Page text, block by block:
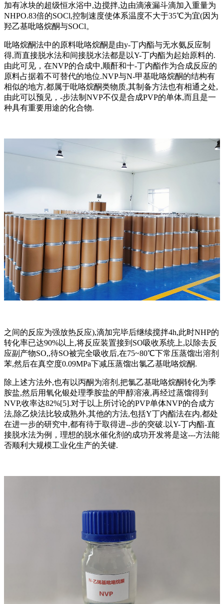
加有冰块的超级恒水浴中,边搅拌,边由滴液漏斗滴加入重量为
NHPO.83倍的SOCl,控制速度使体系温度不大于35℃为宜(因为
羟乙基吡咯烷酮与SOCl。
吡咯烷酮法中的原料吡咯烷酮是由y-丁内酯与无水氨反应制
得,而直接脱水法和间接脱水法都是以Y-丁内酯为起始原料的.
由此可见，在NVP的合成中,顺酐和十-丁内酯作为合成反应的
原料占据着不可替代的地位.NVP与N-甲基吡咯烷酮的结构有
相似的地方,都属于吡咯烷酮类物质,其制备方法也有相通之处,
由此可以预见，-步法制NVP不仅是合成PVP的单体,而且是一
种具有重要用途的化合物.
之间的反应为强放热反应),滴加完毕后继续搅拌4h,此时NHP的
转化率已达90%以上,将反应装置接到SO吸收系统上,以除去反
应副产物SO,,待SO被完全吸收后,在75~80℃下常压蒸馏出溶剂
苯,然后在真空度0.09MPa下减压蒸馏出氯乙基吡咯烷酮.
除上述方法外,也有以丙酮为溶剂,把氯乙基吡咯烷酮转化为季
胺盐,然后用氧化银处理季胺盐的甲醇溶液,再经过蒸馏得到
NVP,收率达82%[5].对于以上所讨论的PVP单体NVP的合成方
法,除乙炔法比较成熟外,其他的方法,包括Y丁内酯法在内,都处
在进一步的研究中,都有待于取得进--步的突破.以Y-丁内酯-直
接脱水法为例，理想的脱水催化剂的成功开发将是这---方法能
否顺利大规模工业化生产的关键.